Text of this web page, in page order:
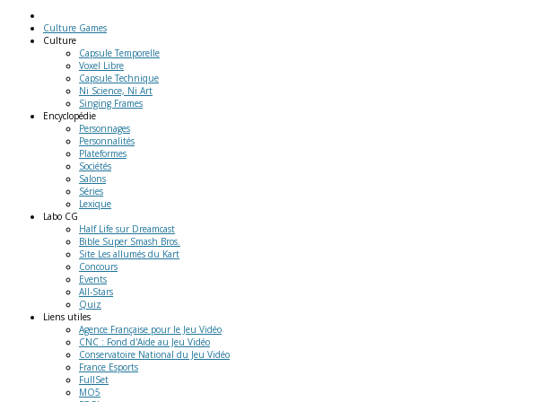
Culture Games
Culture
Capsule Temporelle
Voxel Libre
Capsule Technique
Ni Science, Ni Art
Singing Frames
Encyclopédie
Personnages
Personnalités
Plateformes
Sociétés
Salons
Séries
Lexique
Labo CG
Half Life sur Dreamcast
Bible Super Smash Bros.
Site Les allumés du Kart
Concours
Events
All-Stars
Quiz
Liens utiles
Agence Française pour le Jeu Vidéo
CNC : Fond d'Aide au Jeu Vidéo
Conservatoire National du Jeu Vidéo
France Esports
FullSet
MO5